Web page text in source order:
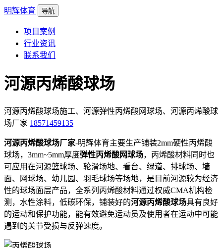
明辉体育 导航
项目案例
行业资讯
联系我们
河源丙烯酸球场
河源丙烯酸球场施工、河源弹性丙烯酸网球场、河源丙烯酸球
场厂家 18571459135
河源丙烯酸球场厂家-明辉体育主要生产铺装2mm硬性丙烯酸
球场，3mm~5mm厚度弹性丙烯酸网球场，丙烯酸材料同时也
可应用在河源篮球场、轮滑场地、看台、绿道、排球场、墙
面、网球场、幼儿园、羽毛球场等场地，是目前河源较为经济
性的球场面层产品，全系列丙烯酸材料通过权威CMA机构检
测，水性涂料，低碳环保，铺装好的河源丙烯酸球场具有良好
的运动和保护功能，能有效避免运动员及使用者在运动中可能
遇到的关节受损与反弹速度。